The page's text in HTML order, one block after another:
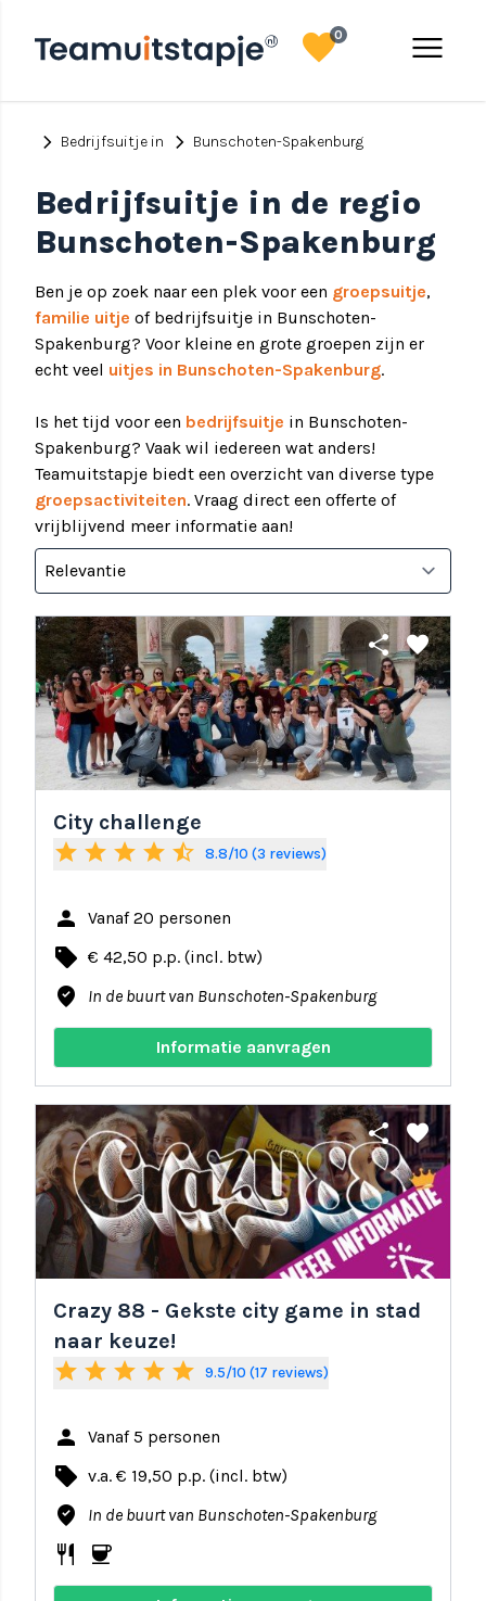
menu
favorite0
chevron_right Bedrijfsuitje in chevron_right Bunschoten-Spakenburg
Bedrijfsuitje in de regio
Bunschoten-Spakenburg
Ben je op zoek naar een plek voor een groepsuitje,
familie uitje of bedrijfsuitje in Bunschoten-
Spakenburg? Voor kleine en grote groepen zijn er
echt veel uitjes in Bunschoten-Spakenburg.
Is het tijd voor een bedrijfsuitje in Bunschoten-
Spakenburg? Vaak wil iedereen wat anders!
Teamuitstapje biedt een overzicht van diverse type
groepsactiviteiten. Vraag direct een offerte of
vrijblijvend meer informatie aan!
share favorite
City challenge
star star star star star_half 8.8/10 (3 reviews)
person Vanaf 20 personen
local_offer € 42,50 p.p. (incl. btw)
where_to_vote In de buurt van Bunschoten-Spakenburg
Informatie aanvragen
share favorite
Crazy 88 - Gekste city game in stad
naar keuze!
star star star star star 9.5/10 (17 reviews)
person Vanaf 5 personen
local_offer v.a. € 19,50 p.p. (incl. btw)
where_to_vote In de buurt van Bunschoten-Spakenburg
restaurant coffee